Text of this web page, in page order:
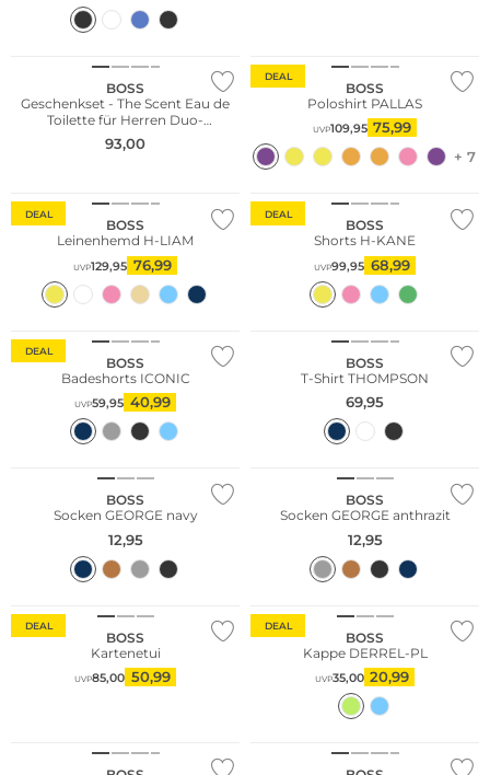
Limited Edition
BOSS
Geschenkset - The Scent Eau de
Toilette für Herren Duo-
Geschenkset 150ml / 50ml
93,00
DEAL
BOSS
Poloshirt PALLAS
UVP109,95 75,99
+ 7
DEAL
BOSS
Leinenhemd H-LIAM
UVP129,95 76,99
DEAL
BOSS
Shorts H-KANE
UVP99,95 68,99
DEAL
BOSS
Badeshorts ICONIC
UVP59,95 40,99
BOSS
T-Shirt THOMPSON
69,95
BOSS
Socken GEORGE navy
12,95
BOSS
Socken GEORGE anthrazit
12,95
DEAL
BOSS
Kartenetui
UVP85,00 50,99
DEAL
BOSS
Kappe DERREL-PL
UVP35,00 20,99